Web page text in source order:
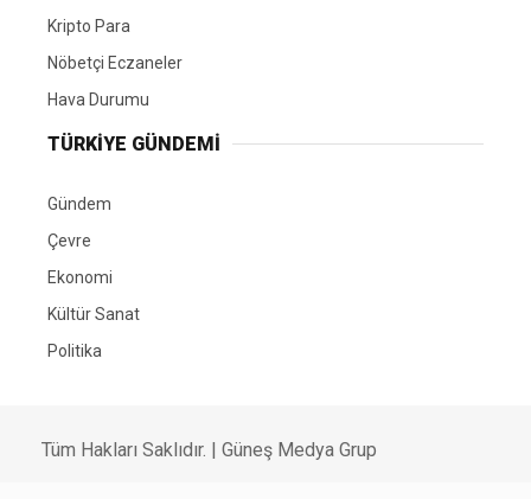
Kripto Para
Nöbetçi Eczaneler
Hava Durumu
TÜRKIYE GÜNDEMI
Gündem
Çevre
Ekonomi
Kültür Sanat
Politika
Tüm Hakları Saklıdır. | Güneş Medya Grup